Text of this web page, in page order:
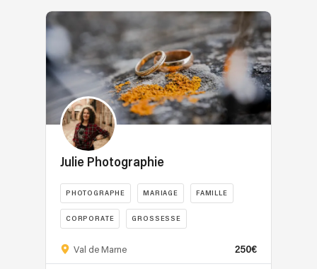
Julie Photographie
PHOTOGRAPHE MARIAGE FAMILLE
CORPORATE GROSSESSE
Val de Marne 250€